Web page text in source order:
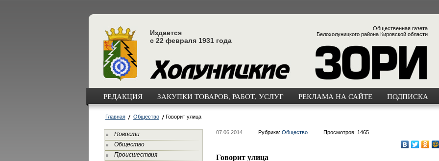
Издается
с 22 февраля 1931 года
Общественная газета
Белохолуницкого района Кировской области
РЕДАКЦИЯ ЗАКУПКИ ТОВАРОВ, РАБОТ, УСЛУГ РЕКЛАМА НА САЙТЕ ПОДПИСКА
Главная Общество Говорит улица
Новости
Общество
Происшествия
07.06.2014 Рубрика: Общество Просмотров: 1465
Говорит улица